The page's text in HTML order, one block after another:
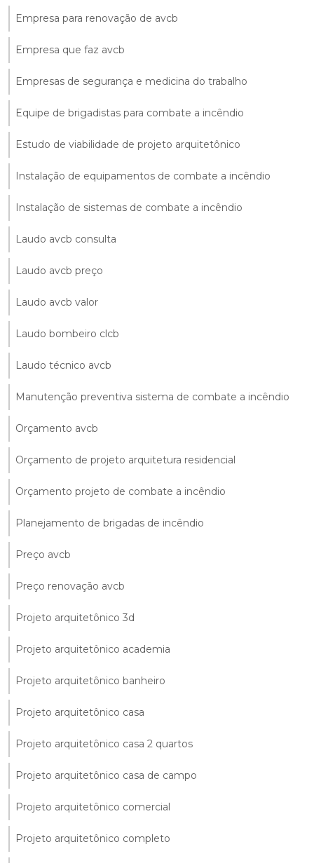
Empresa para renovação de avcb
Empresa que faz avcb
Empresas de segurança e medicina do trabalho
Equipe de brigadistas para combate a incêndio
Estudo de viabilidade de projeto arquitetônico
Instalação de equipamentos de combate a incêndio
Instalação de sistemas de combate a incêndio
Laudo avcb consulta
Laudo avcb preço
Laudo avcb valor
Laudo bombeiro clcb
Laudo técnico avcb
Manutenção preventiva sistema de combate a incêndio
Orçamento avcb
Orçamento de projeto arquitetura residencial
Orçamento projeto de combate a incêndio
Planejamento de brigadas de incêndio
Preço avcb
Preço renovação avcb
Projeto arquitetônico 3d
Projeto arquitetônico academia
Projeto arquitetônico banheiro
Projeto arquitetônico casa
Projeto arquitetônico casa 2 quartos
Projeto arquitetônico casa de campo
Projeto arquitetônico comercial
Projeto arquitetônico completo